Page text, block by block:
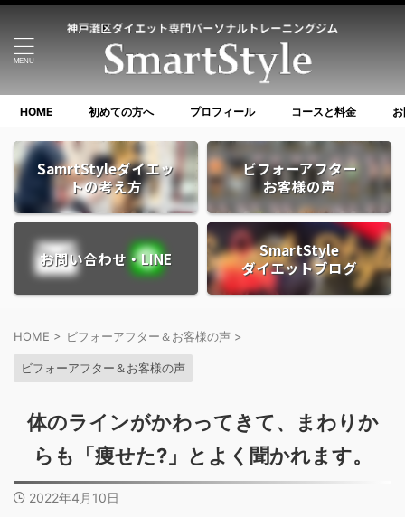
HOME 初めての方へ プロフィール コースと料金
SamrtStyleダイエッ
トの考え方
ビフォーアフター
お客様の声
お問い合わせ・LINE
SmartStyle
ダイエットブログ
HOME > ビフォーアフター＆お客様の声 >
ビフォーアフター＆お客様の声
体のラインがかわってきて、まわりか
らも「痩せた?」とよく聞かれます。
2022年4月10日